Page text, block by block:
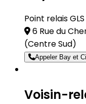
Point relais GLS
6 Rue du
(Centre Sud)
Appeler Bay et
Voisin-